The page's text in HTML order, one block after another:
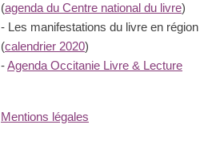
(agenda du Centre national du livre)
- Les manifestations du livre en région
(calendrier 2020)
-Agenda Occitanie Livre & Lecture
Mentions légales